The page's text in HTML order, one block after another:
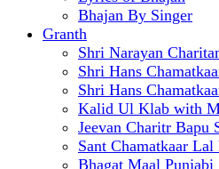
Bhajan By Singer
Granth
Shri Narayan
Shri Hans
Shri Hans
Kalid Ul Klab with
Jeevan Charitr Bapu
Sant Chamatkaar
Bhagat Maal Punjabi